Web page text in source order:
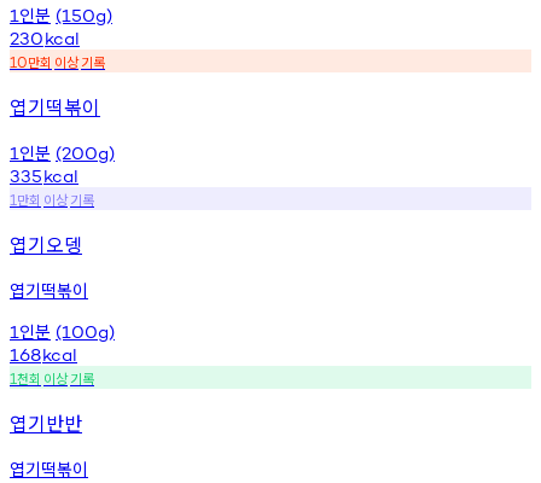
1 인분 (150g)
230kcal
10만회 이상기록
엽기떡볶이
1 인분 (200g)
335kcal
1 만회 이상기록
엽기오뎅
엽기떡볶이
1 인분 (100g)
168kcal
1천회 이상기록
엽기반반
엽기떡볶이